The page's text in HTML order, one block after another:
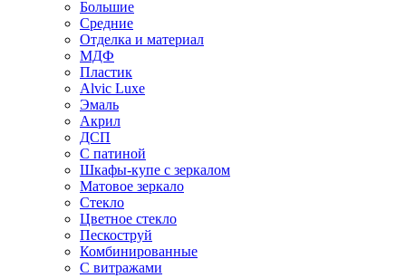
Большие
Средние
Отделка и материал
МДФ
Пластик
Alvic Luxe
Эмаль
Акрил
ДСП
С патиной
Шкафы-купе с зеркалом
Матовое зеркало
Стекло
Цветное стекло
Пескоструй
Комбинированные
С витражами